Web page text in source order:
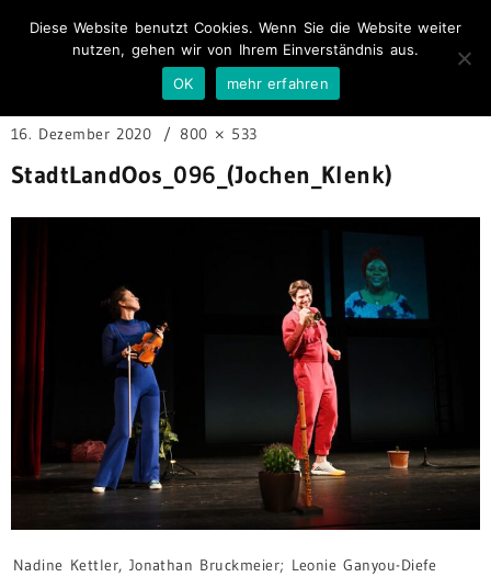
16. Dezember 2020 800 × 533
StadtLandOos_096_(Jochen_Klenk)
Nadine Kettler, Jonathan Bruckmeier; Leonie Ganyou-Diefe
Diese Website benutzt Cookies. Wenn Sie die Website weiter
nutzen, gehen wir von Ihrem Einverständnis aus.
OK
mehr erfahren